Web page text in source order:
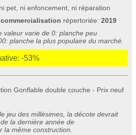
pet, ni enfoncement, ni réparation
répertoriée:2019
valeur varie de 0: planche peu
planche la plus populaire du marché.
-53%
Gonflable double couche - Prix neuf
jeu des millésimes, la décote devrait
la dernière année de
la même construction.